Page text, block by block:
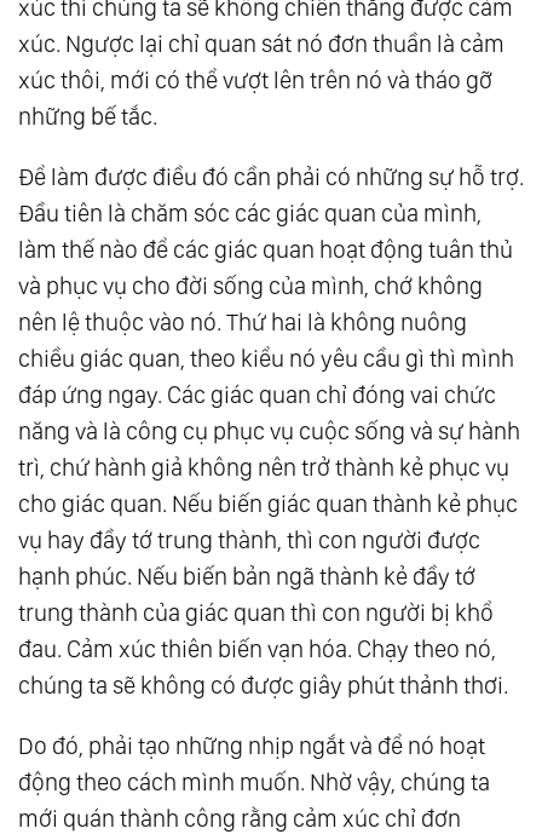
xúc thì chúng ta sẽ không chiến thắng được cảm
xúc. Ngược lại chỉ quan sát nó đơn thuần là cảm
xúc thôi, mới có thể vượt lên trên nó và tháo gỡ
những bế tắc.
Để làm được điều đó cần phải có những sự hỗ trợ.
Đầu tiên là chăm sóc các giác quan của mình,
làm thế nào để các giác quan hoạt động tuân thủ
và phục vụ cho đời sống của mình, chớ không
nên lệ thuộc vào nó. Thứ hai là không nuông
chiều giác quan, theo kiểu nó yêu cầu gì thì mình
đáp ứng ngay. Các giác quan chỉ đóng vai chức
năng và là công cụ phục vụ cuộc sống và sự hành
trì, chứ hành giả không nên trở thành kẻ phục vụ
cho giác quan. Nếu biến giác quan thành kẻ phục
vụ hay đầy tớ trung thành, thì con người được
hạnh phúc. Nếu biến bản ngã thành kẻ đầy tớ
trung thành của giác quan thì con người bị khổ
đau. Cảm xúc thiên biến vạn hóa. Chạy theo nó,
chúng ta sẽ không có được giây phút thảnh thơi.
Do đó, phải tạo những nhịp ngắt và để nó hoạt
động theo cách mình muốn. Nhờ vậy, chúng ta
mới quán thành công rằng cảm xúc chỉ đơn